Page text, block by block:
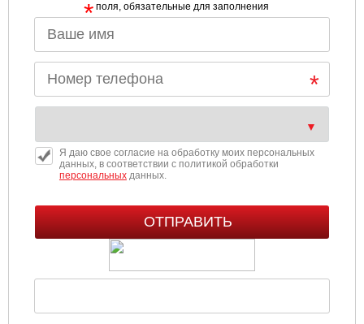
* поля, обязательные для заполнения
Я даю свое согласие на обработку моих персональных
данных, в соответствии с политикой обработки
персональныхданных.